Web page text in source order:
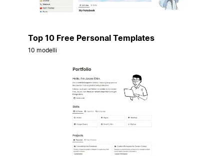
Top 10 Free Personal Templates
10 modelli